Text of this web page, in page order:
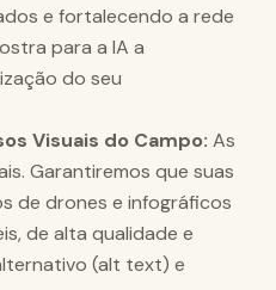
e fortalecendo a rede
para a IA a
do seu
Visuais do Campo: As
Garantiremos que suas
de drones e infográficos
de alta qualidade e
(alt text) e